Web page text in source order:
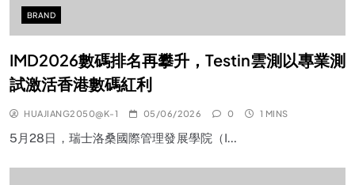
BRAND
IMD2026數碼排名再攀升，Testin雲測以專業測
試激活香港數碼紅利
HUAJIANG2050@K-1 05/06/2026 0 1 MINS
5月28日，瑞士洛桑國際管理發展學院（I…